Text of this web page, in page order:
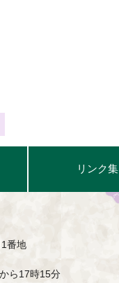
リンク集
番地
ら17時15分